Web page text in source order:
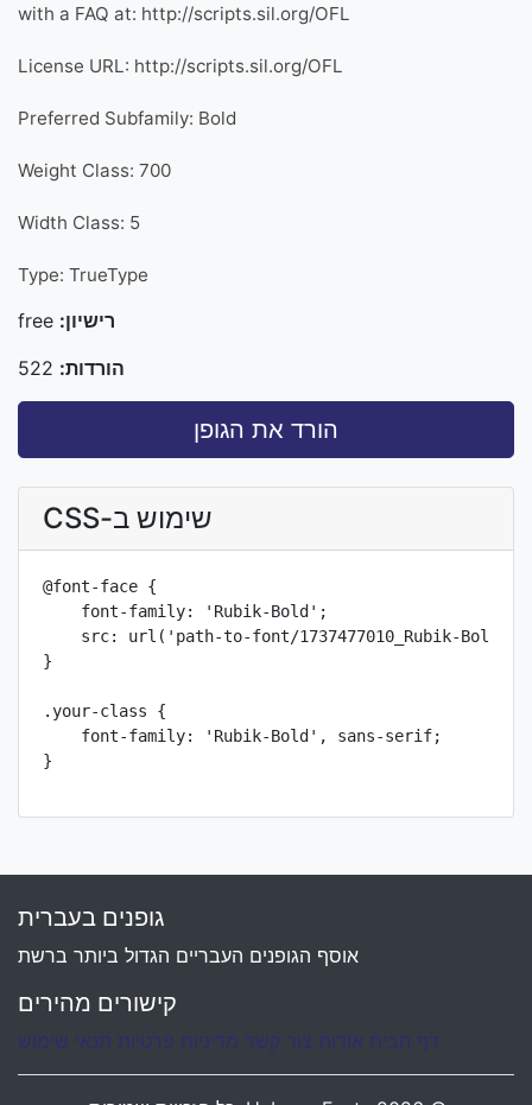
with a FAQ at: http://scripts.sil.org/OFL
License URL: http://scripts.sil.org/OFL
Preferred Subfamily: Bold
Weight Class: 700
Width Class: 5
Type: TrueType
רישיון:
הורדות:
הורד את הגופן
שימוש ב-CSS
@font-face {
    font-family: 'Rubik-Bold';
src: url('path-to-font/1737477010_Rubik-
}
.your-class {
    font-family: 'Rubik-Bold', sans-serif;
}
גופנים בעברית
אוסף הגופנים העבריים הגדול ביותר ברשת
קישורים מהירים
דף הבית אודות צור קשר מדיניות פרטיות תנאי שימוש